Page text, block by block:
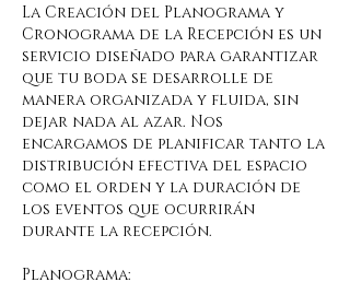
La Creación del Planograma y
Cronograma de la Recepción es un
servicio diseñado para garantizar
que tu boda se desarrolle de
manera organizada y fluida, sin
dejar nada al azar. Nos
encargamos de planificar tanto la
distribución efectiva del espacio
como el orden y la duración de
los eventos que ocurrirán
durante la recepción.
Planograma: